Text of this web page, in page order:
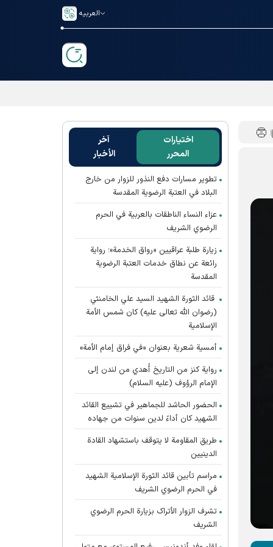
العربیه
اختيارات
المحرر
آخر
الأخبار
تطوير مسارات دفع النذور للزوار من خارج
البلاد في العتبة الرضوية المقدسة
عزاء النساء الناطقات بالعربية في الحرم
الرضوي الشريف
زيارة طلبة عراقيين «رواق الخدمة»؛ رواية
رائعة عن نطاق خدمات العتبة الرضوية
المقدسة
قائد الثورة الشهيد السيد علي الخامنئي
(رضوان الله تعالى عليه) كان شمس الأمة
الإسلامية
أمسية شعرية بعنوان «في فراق إمام الأمة»
رواية كنز من التاريخ أُهدي من لندن إلى
الإمام الرؤوف (عليه السلام)
الحضور الحاشد للجماهير في تشييع القائد
الشهيد كان أداءً لدين سنوات من جهاده
طريق المقاومة لا يتوقف باستشهاد القادة
الدينيين
مراسم تأبين قائد الثورة الإسلامية الشهید
في الحرم الرضوي الشریف
تشرف الزوار الأتراک بزیارة الحرم الرضوي
الشریف